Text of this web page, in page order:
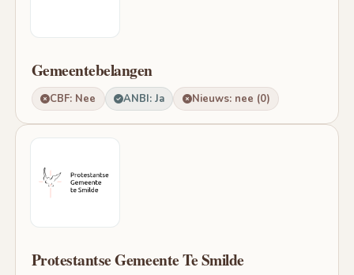
Gemeentebelangen
CBF: Nee ANBI: Ja Nieuws: nee (0)
Protestantse Gemeente Te Smilde